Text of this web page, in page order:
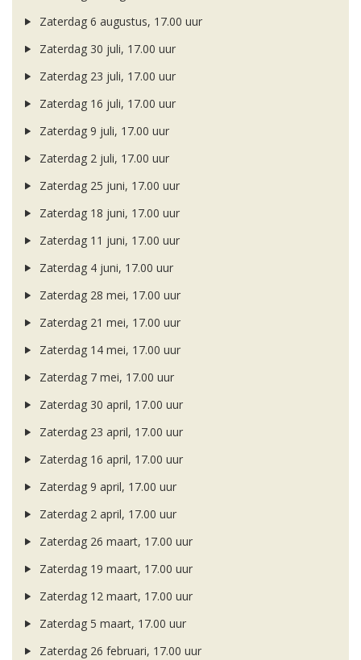
Zaterdag 6 augustus, 17.00 uur
Zaterdag 30 juli, 17.00 uur
Zaterdag 23 juli, 17.00 uur
Zaterdag 16 juli, 17.00 uur
Zaterdag 9 juli, 17.00 uur
Zaterdag 2 juli, 17.00 uur
Zaterdag 25 juni, 17.00 uur
Zaterdag 18 juni, 17.00 uur
Zaterdag 11 juni, 17.00 uur
Zaterdag 4 juni, 17.00 uur
Zaterdag 28 mei, 17.00 uur
Zaterdag 21 mei, 17.00 uur
Zaterdag 14 mei, 17.00 uur
Zaterdag 7 mei, 17.00 uur
Zaterdag 30 april, 17.00 uur
Zaterdag 23 april, 17.00 uur
Zaterdag 16 april, 17.00 uur
Zaterdag 9 april, 17.00 uur
Zaterdag 2 april, 17.00 uur
Zaterdag 26 maart, 17.00 uur
Zaterdag 19 maart, 17.00 uur
Zaterdag 12 maart, 17.00 uur
Zaterdag 5 maart, 17.00 uur
Zaterdag 26 februari, 17.00 uur